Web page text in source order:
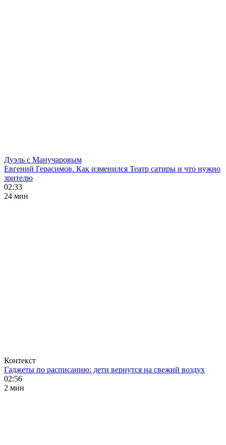
Дуэль с Манучаровым
Евгений Герасимов. Как изменился Театр сатиры и что нужно
зрителю
02:33
24 мин
Контекст
Гаджеты по расписанию: дети вернутся на свежий воздух
02:56
2 мин